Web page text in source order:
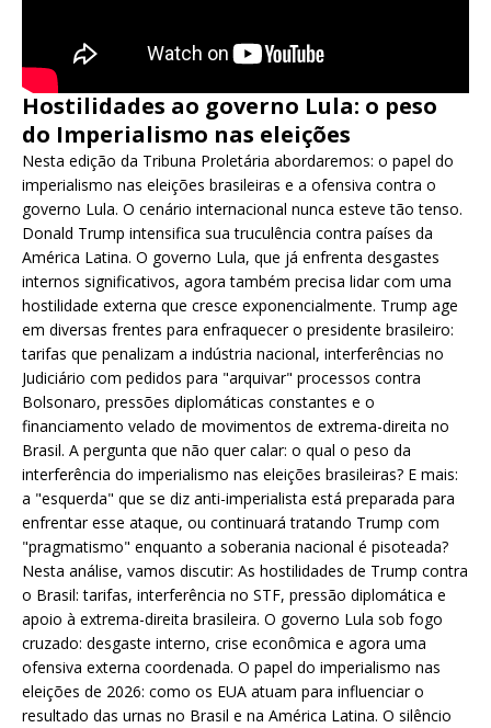
Hostilidades ao governo Lula: o peso
do Imperialismo nas eleições
Nesta edição da Tribuna Proletária abordaremos: o papel do
imperialismo nas eleições brasileiras e a ofensiva contra o
governo Lula. O cenário internacional nunca esteve tão tenso.
Donald Trump intensifica sua truculência contra países da
América Latina. O governo Lula, que já enfrenta desgastes
internos significativos, agora também precisa lidar com uma
hostilidade externa que cresce exponencialmente. Trump age
em diversas frentes para enfraquecer o presidente brasileiro:
tarifas que penalizam a indústria nacional, interferências no
Judiciário com pedidos para "arquivar" processos contra
Bolsonaro, pressões diplomáticas constantes e o
financiamento velado de movimentos de extrema-direita no
Brasil. A pergunta que não quer calar: o qual o peso da
interferência do imperialismo nas eleições brasileiras? E mais:
a "esquerda" que se diz anti-imperialista está preparada para
enfrentar esse ataque, ou continuará tratando Trump com
"pragmatismo" enquanto a soberania nacional é pisoteada?
Nesta análise, vamos discutir: As hostilidades de Trump contra
o Brasil: tarifas, interferência no STF, pressão diplomática e
apoio à extrema-direita brasileira. O governo Lula sob fogo
cruzado: desgaste interno, crise econômica e agora uma
ofensiva externa coordenada. O papel do imperialismo nas
eleições de 2026: como os EUA atuam para influenciar o
resultado das urnas no Brasil e na América Latina. O silêncio